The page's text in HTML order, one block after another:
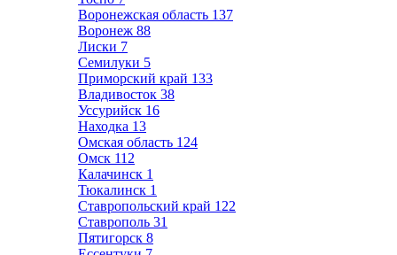
Воронежская область 137
Воронеж 88
Лиски 7
Семилуки 5
Приморский край 133
Владивосток 38
Уссурийск 16
Находка 13
Омская область 124
Омск 112
Калачинск 1
Тюкалинск 1
Ставропольский край 122
Ставрополь 31
Пятигорск 8